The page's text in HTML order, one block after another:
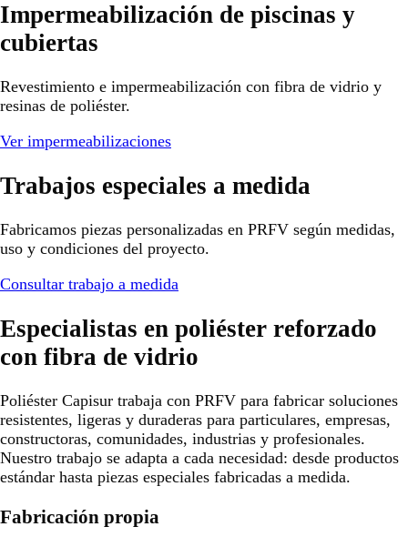
Impermeabilización de piscinas y
cubiertas
Revestimiento e impermeabilización con fibra de vidrio y
resinas de poliéster.
Ver impermeabilizaciones
Trabajos especiales a medida
Fabricamos piezas personalizadas en PRFV según medidas,
uso y condiciones del proyecto.
Consultar trabajo a medida
Especialistas en poliéster reforzado
con fibra de vidrio
Poliéster Capisur trabaja con PRFV para fabricar soluciones
resistentes, ligeras y duraderas para particulares, empresas,
constructoras, comunidades, industrias y profesionales.
Nuestro trabajo se adapta a cada necesidad: desde productos
estándar hasta piezas especiales fabricadas a medida.
Fabricación propia